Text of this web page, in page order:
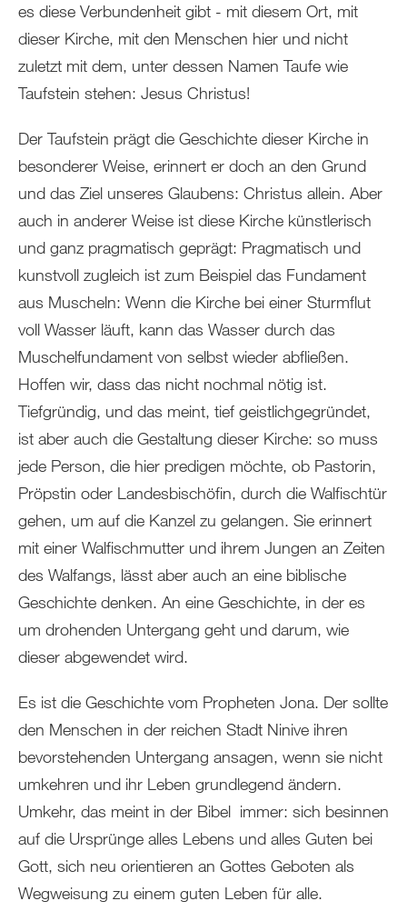
es diese Verbundenheit gibt - mit diesem Ort, mit
dieser Kirche, mit den Menschen hier und nicht
zuletzt mit dem, unter dessen Namen Taufe wie
Taufstein stehen: Jesus Christus!
Der Taufstein prägt die Geschichte dieser Kirche in
besonderer Weise, erinnert er doch an den Grund
und das Ziel unseres Glaubens: Christus allein. Aber
auch in anderer Weise ist diese Kirche künstlerisch
und ganz pragmatisch geprägt: Pragmatisch und
kunstvoll zugleich ist zum Beispiel das Fundament
aus Muscheln: Wenn die Kirche bei einer Sturmflut
voll Wasser läuft, kann das Wasser durch das
Muschelfundament von selbst wieder abfließen.
Hoffen wir, dass das nicht nochmal nötig ist.
Tiefgründig, und das meint, tief geistlichgegründet,
ist aber auch die Gestaltung dieser Kirche: so muss
jede Person, die hier predigen möchte, ob Pastorin,
Pröpstin oder Landesbischöfin, durch die Walfischtür
gehen, um auf die Kanzel zu gelangen. Sie erinnert
mit einer Walfischmutter und ihrem Jungen an Zeiten
des Walfangs, lässt aber auch an eine biblische
Geschichte denken. An eine Geschichte, in der es
um drohenden Untergang geht und darum, wie
dieser abgewendet wird.
Es ist die Geschichte vom Propheten Jona. Der sollte
den Menschen in der reichen Stadt Ninive ihren
bevorstehenden Untergang ansagen, wenn sie nicht
umkehren und ihr Leben grundlegend ändern.
Umkehr, das meint in der Bibel immer: sich besinnen
auf die Ursprünge alles Lebens und alles Guten bei
Gott, sich neu orientieren an Gottes Geboten als
Wegweisung zu einem guten Leben für alle.